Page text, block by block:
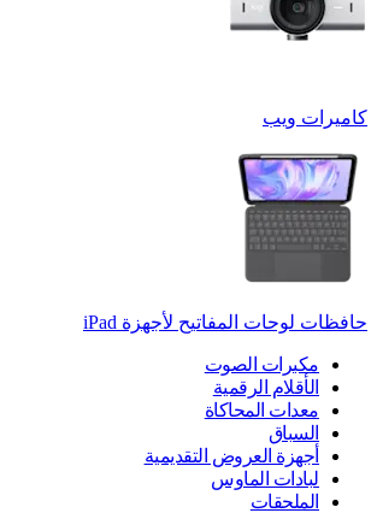
كاميرات ويب
حافظات لوحات المفاتيح لأجهزة ‏iPad
مكبرات الصوت
الأقلام الرقمية
معدات المحاكاة
السباق
أجهزة العروض التقديمية
لبادات الماوس
الملحقات